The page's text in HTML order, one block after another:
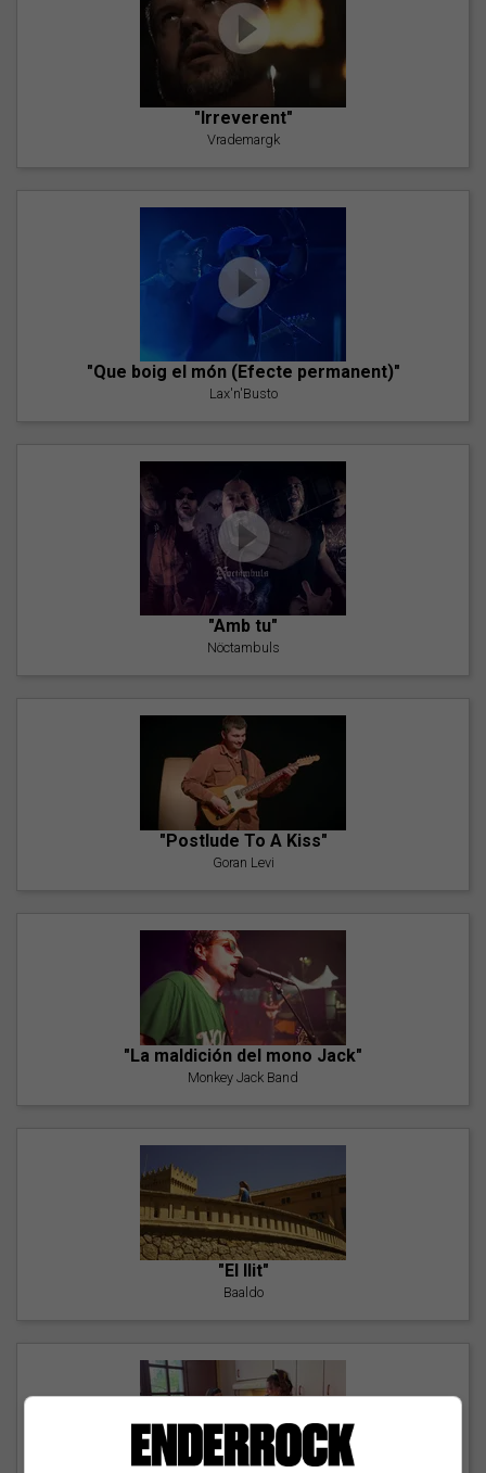
"Irreverent"
Vrademargk
"Que boig el món (Efecte permanent)"
Lax'n'Busto
"Amb tu"
Nöctambuls
"Postlude To A Kiss"
Goran Levi
"La maldición del mono Jack"
Monkey Jack Band
"El llit"
Baaldo